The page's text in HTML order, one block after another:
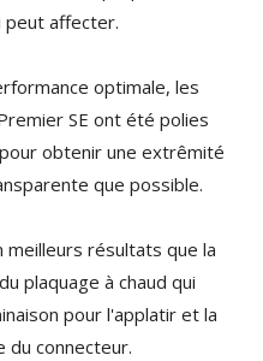
peut affecter.
optimale, les
SE ont été polies
obtenir une extrêmité
que possible.
meilleurs résultats que la
plaquage à chaud qui
pour l'applatir et la
du connecteur.